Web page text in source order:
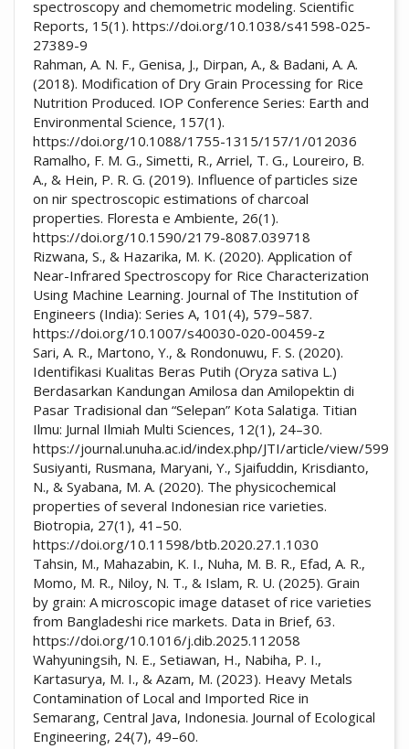
spectroscopy and chemometric modeling. Scientific
Reports, 15(1). https://doi.org/10.1038/s41598-025-
27389-9
Rahman, A. N. F., Genisa, J., Dirpan, A., & Badani, A. A.
(2018). Modification of Dry Grain Processing for Rice
Nutrition Produced. IOP Conference Series: Earth and
Environmental Science, 157(1).
https://doi.org/10.1088/1755-1315/157/1/012036
Ramalho, F. M. G., Simetti, R., Arriel, T. G., Loureiro, B.
A., & Hein, P. R. G. (2019). Influence of particles size
on nir spectroscopic estimations of charcoal
properties. Floresta e Ambiente, 26(1).
https://doi.org/10.1590/2179-8087.039718
Rizwana, S., & Hazarika, M. K. (2020). Application of
Near-Infrared Spectroscopy for Rice Characterization
Using Machine Learning. Journal of The Institution of
Engineers (India): Series A, 101(4), 579–587.
https://doi.org/10.1007/s40030-020-00459-z
Sari, A. R., Martono, Y., & Rondonuwu, F. S. (2020).
Identifikasi Kualitas Beras Putih (Oryza sativa L.)
Berdasarkan Kandungan Amilosa dan Amilopektin di
Pasar Tradisional dan “Selepan” Kota Salatiga. Titian
Ilmu: Jurnal Ilmiah Multi Sciences, 12(1), 24–30.
https://journal.unuha.ac.id/index.php/JTI/article/view/599
Susiyanti, Rusmana, Maryani, Y., Sjaifuddin, Krisdianto,
N., & Syabana, M. A. (2020). The physicochemical
properties of several Indonesian rice varieties.
Biotropia, 27(1), 41–50.
https://doi.org/10.11598/btb.2020.27.1.1030
Tahsin, M., Mahazabin, K. I., Nuha, M. B. R., Efad, A. R.,
Momo, M. R., Niloy, N. T., & Islam, R. U. (2025). Grain
by grain: A microscopic image dataset of rice varieties
from Bangladeshi rice markets. Data in Brief, 63.
https://doi.org/10.1016/j.dib.2025.112058
Wahyuningsih, N. E., Setiawan, H., Nabiha, P. I.,
Kartasurya, M. I., & Azam, M. (2023). Heavy Metals
Contamination of Local and Imported Rice in
Semarang, Central Java, Indonesia. Journal of Ecological
Engineering, 24(7), 49–60.